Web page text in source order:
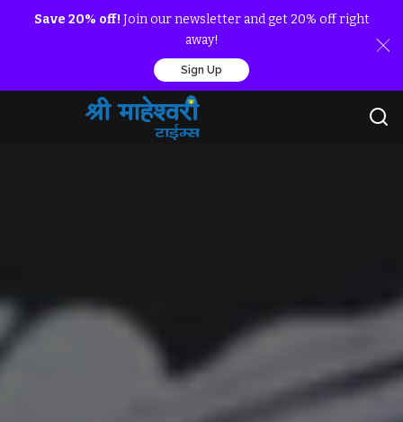
Save 20% off! Join our newsletter and get 20% off right
away!
Sign Up